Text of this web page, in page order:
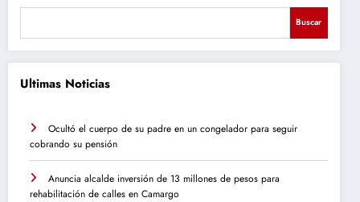
Buscar
Ultimas Noticias
Ocultó el cuerpo de su padre en un congelador para seguir
cobrando su pensión
Anuncia alcalde inversión de 13 millones de pesos para
rehabilitación de calles en Camargo